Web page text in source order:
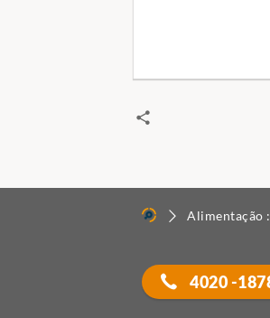
Alimentação
4020 -